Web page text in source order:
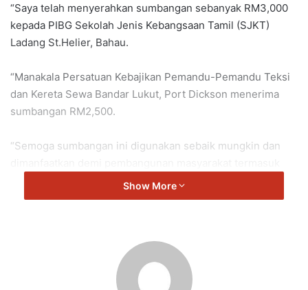
“Saya telah menyerahkan sumbangan sebanyak RM3,000
kepada PIBG Sekolah Jenis Kebangsaan Tamil (SJKT)
Ladang St.Helier, Bahau.
“Manakala Persatuan Kebajikan Pemandu-Pemandu Teksi
dan Kereta Sewa Bandar Lukut, Port Dickson menerima
sumbangan RM2,500.
“Semoga sumbangan ini digunakan sebaik mungkin dan
golongan pelajar,” kata Veerapan yang juga ADUN Repah.
Show More